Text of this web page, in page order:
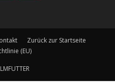
Zurück zur Startseite
(EU)